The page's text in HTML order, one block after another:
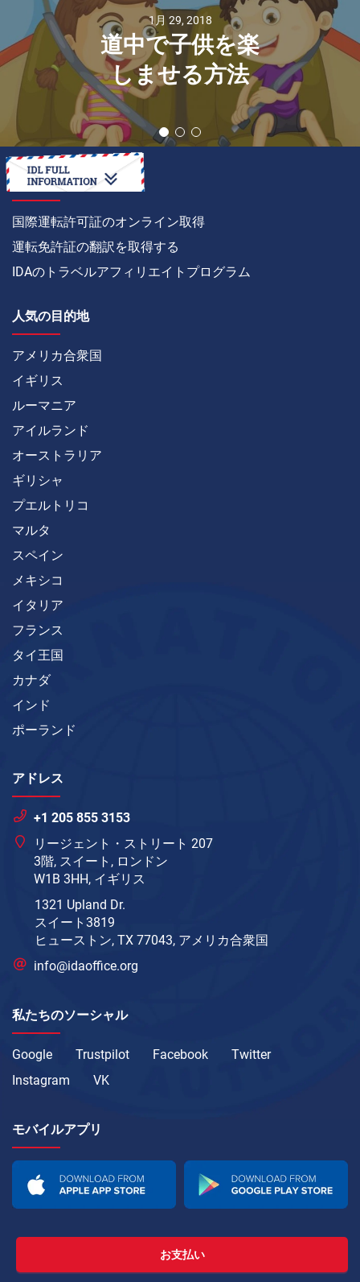
1月 29, 2018
道中で子供を楽
しませる方法
方法
国際運転許可証のオンライン取得
運転免許証の翻訳を取得する
IDAのトラベルアフィリエイトプログラム
人気の目的地
アメリカ合衆国
イギリス
ルーマニア
アイルランド
オーストラリア
ギリシャ
プエルトリコ
マルタ
スペイン
メキシコ
イタリア
フランス
タイ王国
カナダ
インド
ポーランド
アドレス
+1 205 855 3153
リージェント・ストリート 207
3階, スイート, ロンドン
W1B 3HH, イギリス
1321 Upland Dr.
スイート3819
ヒューストン, TX 77043, アメリカ合衆国
info@idaoffice.org
私たちのソーシャル
Google Trustpilot Facebook
Twitter
Instagram
VK
モバイルアプリ
お支払い